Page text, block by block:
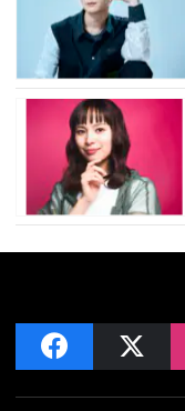
facebook